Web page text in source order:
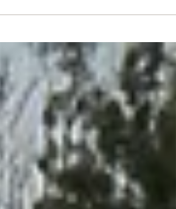
início das vendas no Brasil e